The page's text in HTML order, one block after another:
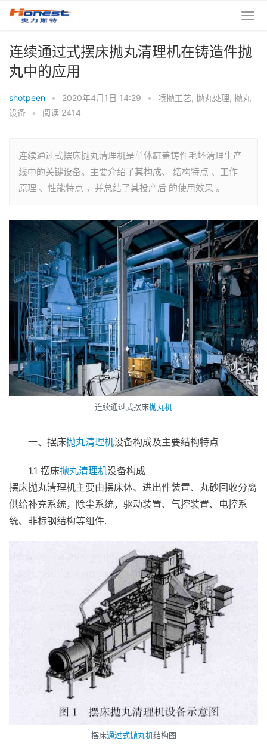
连续通过式摆床抛丸清理机在铸造件抛
丸中的应用
shotpeen • 2020年4月1日 14:29 • 喷抛工艺, 抛丸处理, 抛丸
设备
• 阅读 2414
连续通过式摆床抛丸清理机是单体缸盖铸件毛坯清理生产
线中的关键设备。主要介绍了其构成、 结构特点 、工作
原理 、性能特点 ，并总结了其投产后 的使用效果 。
连续通过式摆床抛丸机
一、摆床抛丸清理机设备构成及主要结构特点
1.1 摆床抛丸清理机没备构成
摆床抛丸清理机主要由摆床体、进出件装置、丸砂回收分离
供给补充系统，除尘系统，驱动装置、气控装置、电控系
统、非标钢结构等组件.
摆床通过式抛丸机结构图